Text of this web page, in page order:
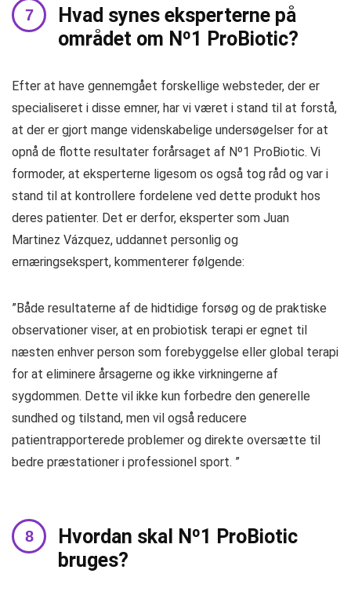
Hvad synes eksperterne på
området om Nº1 ProBiotic?
Efter at have gennemgået forskellige websteder, der er
specialiseret i disse emner, har vi været i stand til at forstå,
at der er gjort mange videnskabelige undersøgelser for at
opnå de flotte resultater forårsaget af Nº1 ProBiotic. Vi
formoder, at eksperterne ligesom os også tog råd og var i
stand til at kontrollere fordelene ved dette produkt hos
deres patienter. Det er derfor, eksperter som Juan
Martinez Vázquez, uddannet personlig og
ernæringsekspert, kommenterer følgende:
”Både resultaterne af de hidtidige forsøg og de praktiske
observationer viser, at en probiotisk terapi er egnet til
næsten enhver person som forebyggelse eller global terapi
for at eliminere årsagerne og ikke virkningerne af
sygdommen. Dette vil ikke kun forbedre den generelle
sundhed og tilstand, men vil også reducere
patientrapporterede problemer og direkte oversætte til
bedre præstationer i professionel sport. ”
Hvordan skal Nº1 ProBiotic
bruges?